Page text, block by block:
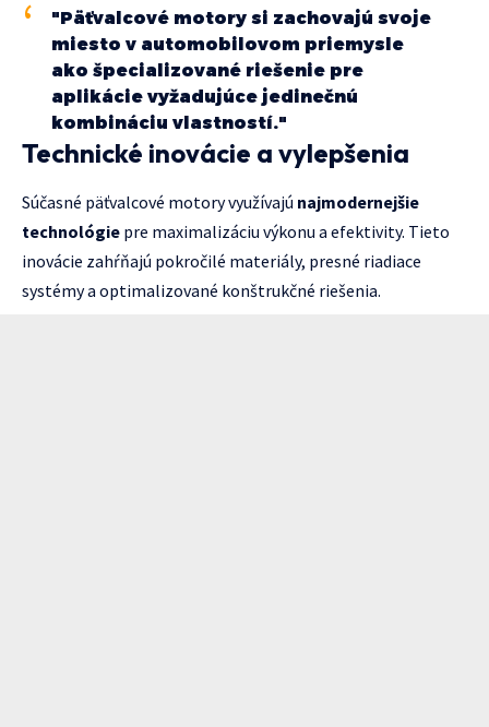
"Päťvalcové motory si zachovajú svoje
miesto v automobilovom priemysle
ako špecializované riešenie pre
aplikácie vyžadujúce jedinečnú
kombináciu vlastností."
Technické inovácie a vylepšenia
Súčasné päťvalcové motory využívajú najmodernejšie
technológie pre maximalizáciu výkonu a efektivity. Tieto
inovácie zahŕňajú pokročilé materiály, presné riadiace
systémy a optimalizované konštrukčné riešenia.